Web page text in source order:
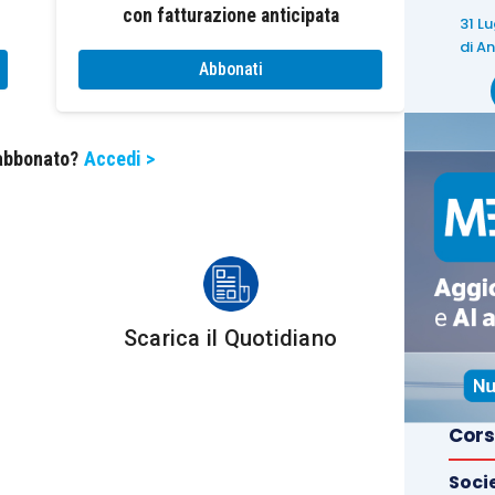
6 dell’ articolo 395 c.p.c. ; e
con fatturazione anticipata
Abbonati
Accedi >
Scarica il Quotidiano
31
di